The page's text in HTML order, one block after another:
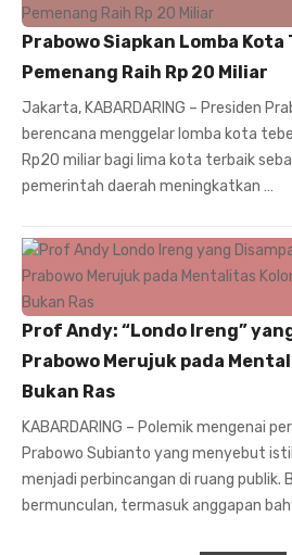
Prabowo Siapkan Lomba Kota
Pemenang Raih Rp 20 Miliar
Jakarta, KABARDARING – Presiden
berencana menggelar lomba kota
Rp20 miliar bagi lima kota terbaik
pemerintah daerah meningkatkan …
Prof Andy: “Londo Ireng”
Prabowo Merujuk pada
Bukan Ras
KABARDARING – Polemik mengenai
Prabowo Subianto yang menyebut
menjadi perbincangan di ruang publik.
bermunculan, termasuk anggapan